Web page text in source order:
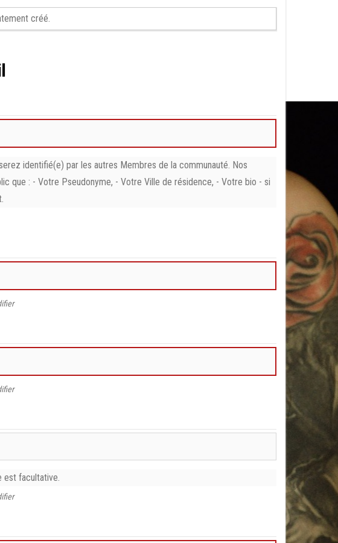
créé.
identifié(e) par les autres Membres de la communauté. Nos
que : - Votre Pseudonyme, - Votre Ville de résidence, - Votre bio - si
est facultative.